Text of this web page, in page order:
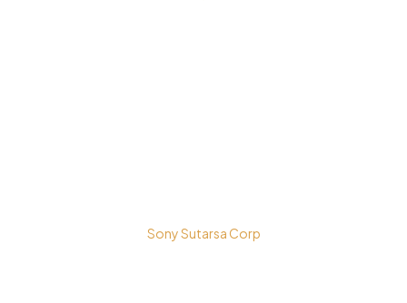
Sony Sutarsa Corp